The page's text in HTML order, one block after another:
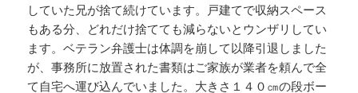
していた兄が捨て続けています。戸建てで収納スペース
もある分、どれだけ捨てても減らないとウンザリしてい
ます。ベテラン弁護士は体調を崩して以降引退しました
が、事務所に放置された書類はご家族が業者を頼んで全
て自宅へ運び込んでいました。大きさ１４０㎝の段ボー